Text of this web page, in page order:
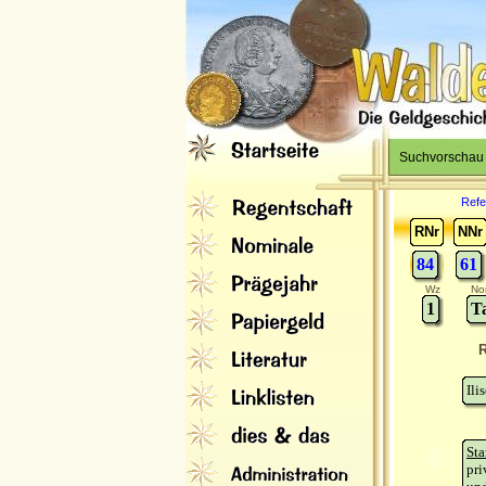
Suchvorschau
RNr
NNr
84 61
Wz
1